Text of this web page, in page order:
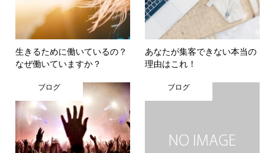
生きるために働いているの？
なぜ働いていますか？
あなたが集客できない本当の
理由はこれ！
ブログ ブログ